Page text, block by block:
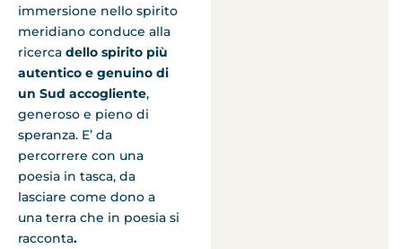
immersione nello spirito
meridiano conduce alla
ricerca dello spirito più
autentico e genuino di
un Sud accogliente,
generoso e pieno di
speranza. E’ da
percorrere con una
poesia in tasca, da
lasciare come dono a
una terra che in poesia si
racconta.